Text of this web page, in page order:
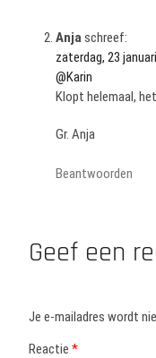
Anjaschreef:
zaterdag, 23
@Karin
Klopt helemaal,
Gr. Anja
Beantwoorden
Geef een
Je e-mailadres wordt
Reactie *